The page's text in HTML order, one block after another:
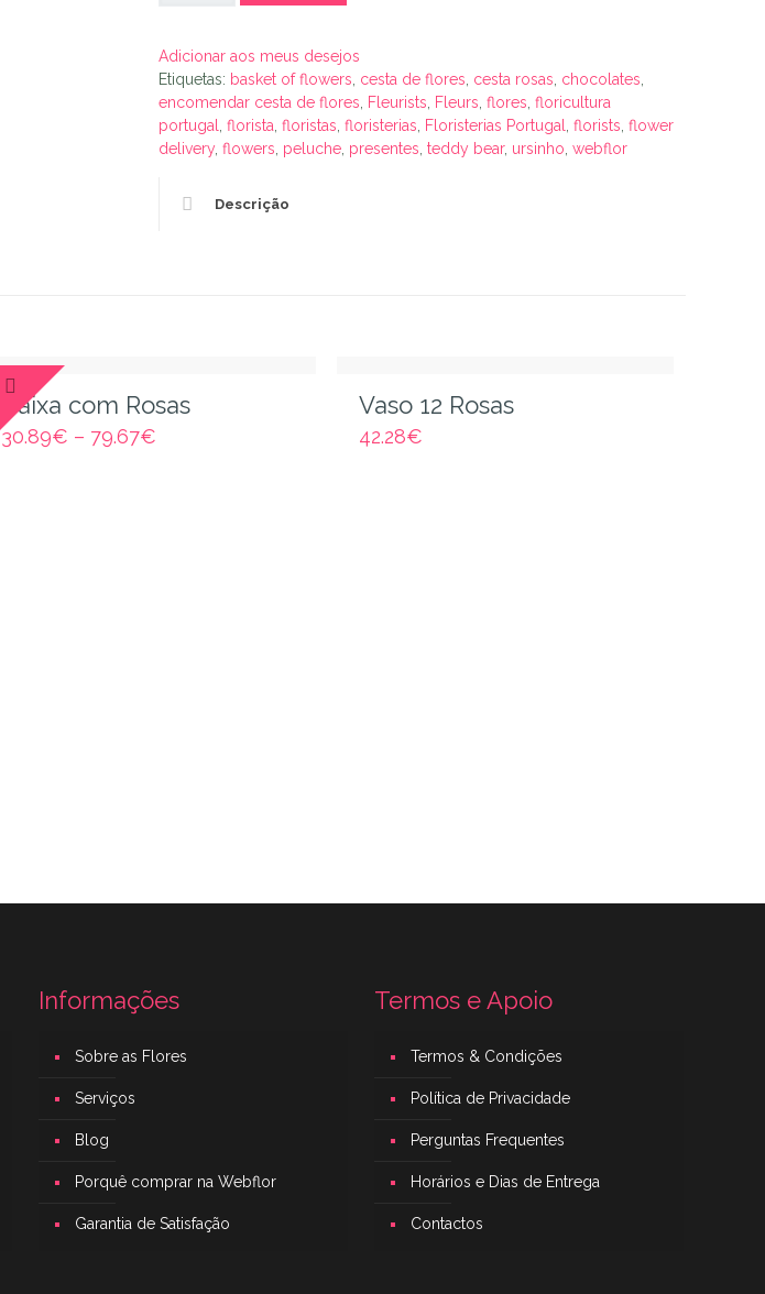
Adicionar aos meus desejos
Etiquetas: basket of flowers cesta de flores cesta rosas chocolates
encomendar cesta de flores
Fleurists Fleurs ,flores ,floricultura
portugal
,florista ,floristas ,floristerias Floristerias Portugal ,florists ,flower
delivery,flowers peluche presentes ,teddy bear, ursinho ,webflor
Descrição
Caixa com Rosas
30.89€ – 79.67€
Vaso 12 Rosas
42.28€
Informações
Sobre as Flores
Serviços
Blog
Porquê comprar na Webflor
Garantia de Satisfação
Termos e Apoio
Termos & Condições
Política de Privacidade
Perguntas Frequentes
Horários e Dias de Entrega
Contactos